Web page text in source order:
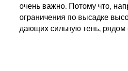
очень важно. Потому что,
ограничения по высадке
дающих сильную тень, рядом